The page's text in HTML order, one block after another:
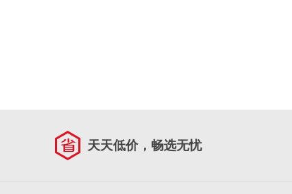
天天低价，畅选无忧